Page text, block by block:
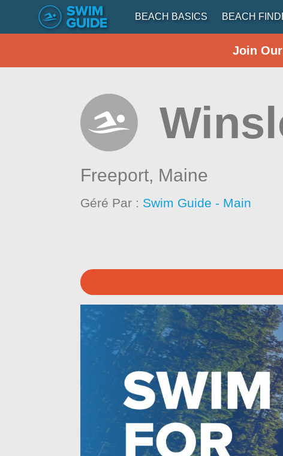
BEACH BASICS BEACH
Join
Freeport, Maine
Géré Par : Swim Guide - Main